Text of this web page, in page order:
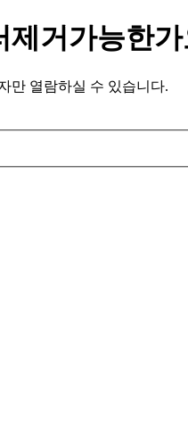
거가능한
만 열람하실 수 있습니다.